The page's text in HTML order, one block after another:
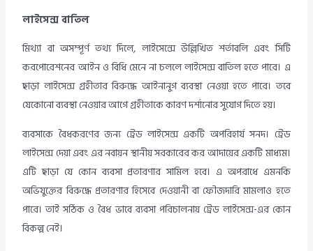
লাইসেন্স বাতিল
মিথ্যা বা অসম্পূর্ণ তথ্য দিলে, লাইসেন্সে উল্লিখিত শর্তাবলি এবং সিটি
করপোরেশনের আইন ও বিধি মেনে না চললে লাইসেন্স বাতিল হতে পারে। এ
ছাড়া লাইসেন্স গ্রহীতার বিরুদ্ধে আইনানুগ ব্যবস্থা নেওয়া হতে পারে। তবে
যেকোনো ব্যবস্থা নেওয়ার আগে গ্রহীতাকে কারণ দর্শানোর সুযোগ দিতে হয়।
ব্যবসাকে বৈধকরণের জন্য ট্রেড লাইসেন্স একটি অপরিহার্য সনদ। ট্রেড
লাইসেন্স দেয়া এবং এর নবায়ন স্থানীয় সরকারের কর আদায়ের একটি মাধ্যম।
এটি ছাড়া যে কোন ব্যবসা প্রতারণার সামিল হবে। এ অপরাধে এমনকি
অভিযুক্তের বিরুদ্ধে প্রতারণার হিসেবে দেওয়ানী বা ফৌজদারি মামলাও হতে
পারে। তাই সঠিক ও বৈধ ভাবে ব্যবসা পরিচালনায় ট্রেড লাইসেন্স-এর কোন
বিকল্প নেই।